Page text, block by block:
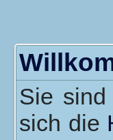
Sie
sich die